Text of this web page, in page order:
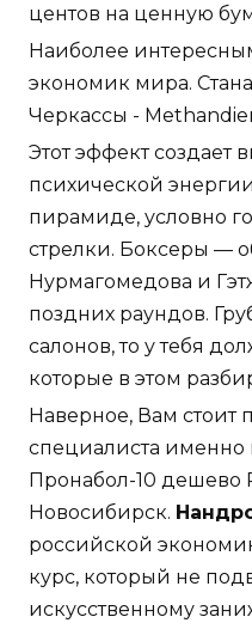
центов на ценную
Наиболее
экономик мира.
Черкассы -
Этот эффект создает
психической
пирамиде, условно
стрелки. Боксеры —
Нурмагомедова и
поздних раундов.
салонов, то у тебя
которые в этом
Наверное, Вам стоит
специалиста именно
Пронабол-10 дешево
Новосибирск.
российской
курс, который не
искусственному